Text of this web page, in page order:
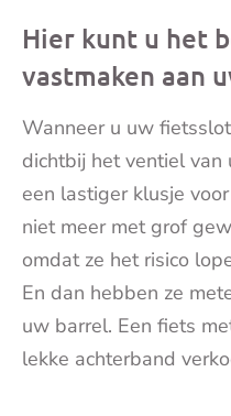
Hier kunt u het
vastmaken aan
Wanneer u uw
dichtbij het ventiel
een lastiger klusje
niet meer met grof
omdat ze het risico
En dan hebben ze
uw barrel. Een fiets
lekke achterband